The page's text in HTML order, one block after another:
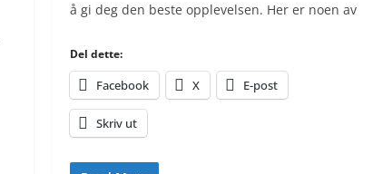
å gi deg den beste opplevelsen. Her er noen av
Del dette:
Facebook X E-post
Skriv ut